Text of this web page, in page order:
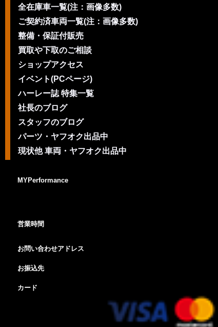
全在庫車一覧(注：画像多数)
ご契約済車両一覧(注：画像多数)
整備・保証付販売
買取や下取のご相談
ショップアクセス
イベント(PCページ)
ハーレー誌 特集一覧
社長のブログ
スタッフのブログ
パーツ・ヤフオク出品中
現状他 車両・ヤフオク出品中
MYPerformance
営業時間
お問い合わせアドレス
お振込先
カード